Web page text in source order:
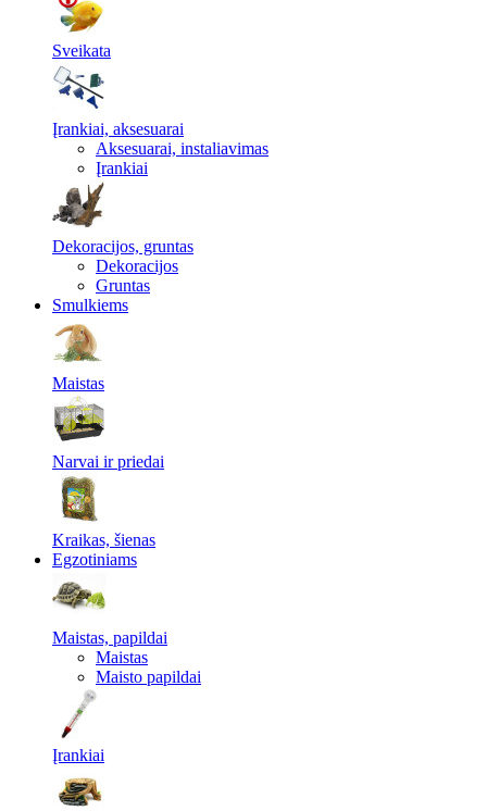
Sveikata
Įrankiai, aksesuarai
Aksesuarai, instaliavimas
Įrankiai
Dekoracijos, gruntas
Dekoracijos
Gruntas
Smulkiems
Maistas
Narvai ir priedai
Kraikas, šienas
Egzotiniams
Maistas, papildai
Maistas
Maisto papildai
Įrankiai